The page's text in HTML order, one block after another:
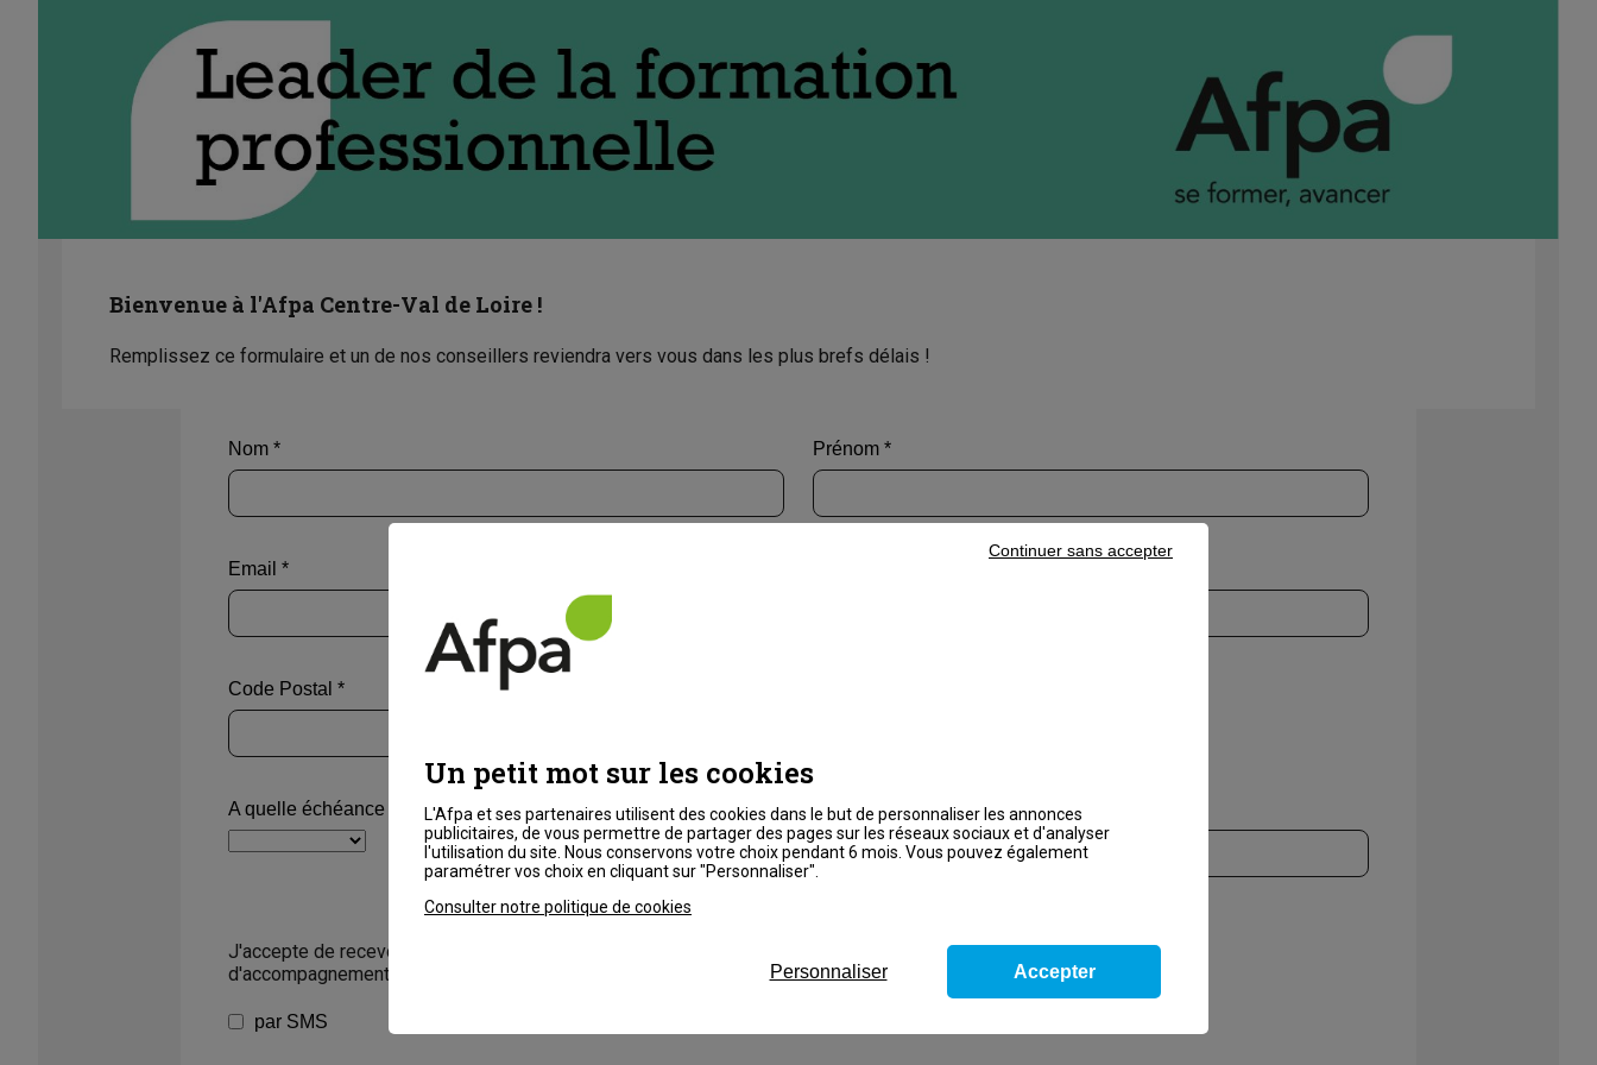
Bienvenue à l'Afpa Centre-Val de Loire !
Remplissez ce formulaire et un de nos conseillers reviendra vers vous dans les plus brefs délais !
Nom * Prénom *
Email *
Code Postal *
A quelle échéance est votre projet ? Formation souhaitée *
J'accepte de recevoir les offres de formation et
d'accompagnement de l'Afpa :
par SMS
Un petit mot sur les cookies
L'Afpa et ses partenaires utilisent des cookies dans le but de personnaliser les annonces
publicitaires, de vous permettre de partager des pages sur les réseaux sociaux et d'analyser
l'utilisation du site. Nous conservons votre choix pendant 6 mois. Vous pouvez également
paramétrer vos choix en cliquant sur "Personnaliser".
Consulter notre politique de cookies
Continuer sans accepter
Personnaliser Accepter